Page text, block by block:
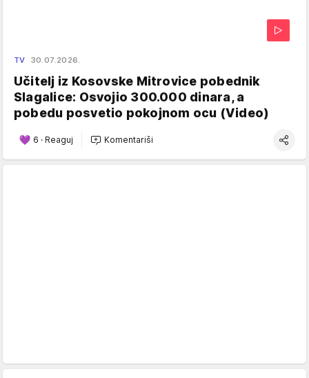
TV 30.07.2026.
Učitelj iz Kosovske Mitrovice pobednik
Slagalice: Osvojio 300.000 dinara, a
pobedu posvetio pokojnom ocu (Video)
6 · Reaguj Komentariši